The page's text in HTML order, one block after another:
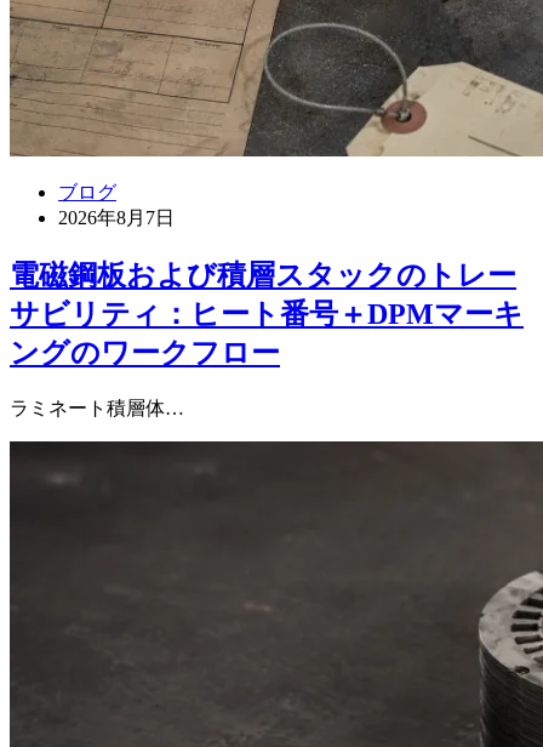
ブログ
2026年8月7日
電磁鋼板および積層スタックのトレー
サビリティ：ヒート番号＋DPMマーキ
ングのワークフロー
ラミネート積層体…